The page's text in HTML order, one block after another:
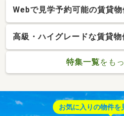
Webで見学予約可能の賃貸
高級・ハイグレードな賃貸物
特集一覧をも
お気に入りの物件を